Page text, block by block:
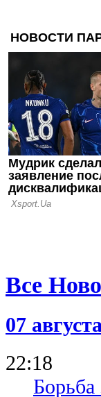
Все
07 августа
22:18